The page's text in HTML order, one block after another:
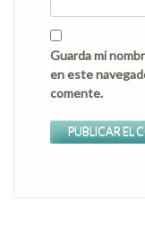
Guarda mi
en este
comente.